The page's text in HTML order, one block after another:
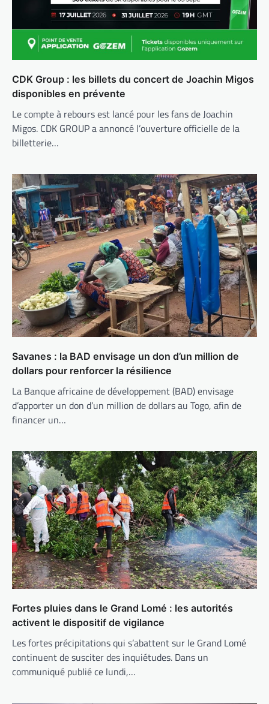
CDK Group : les billets du concert de Joachin Migos
disponibles en prévente
Le compte à rebours est lancé pour les fans de Joachin
Migos. CDK GROUP a annoncé l’ouverture officielle de la
billetterie…
Savanes : la BAD envisage un don d’un million de
dollars pour renforcer la résilience
La Banque africaine de développement (BAD) envisage
d’apporter un don d’un million de dollars au Togo, afin de
financer un…
Fortes pluies dans le Grand Lomé : les autorités
activent le dispositif de vigilance
Les fortes précipitations qui s’abattent sur le Grand Lomé
continuent de susciter des inquiétudes. Dans un
communiqué publié ce lundi,…